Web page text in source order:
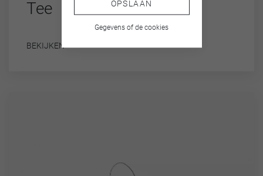
Tee
BEKIJKEN
OPSLAAN
Gegevens of de cookies